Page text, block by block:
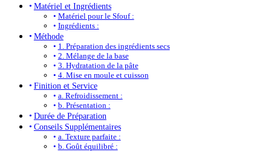
Matériel et Ingrédients
Matériel pour le Sfouf :
Ingrédients :
Méthode
1. Préparation des ingrédients secs
2. Mélange de la base
3. Hydratation de la pâte
4. Mise en moule et cuisson
Finition et Service
a. Refroidissement :
b. Présentation :
Durée de Préparation
Conseils Supplémentaires
a. Texture parfaite :
b. Goût équilibré :